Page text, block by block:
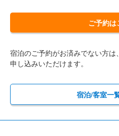
ご予約は
宿泊のご予約がお済みでない方
申し込みいただけます。
宿泊/客室一